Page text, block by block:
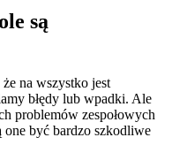
są
że na wszystko jest
błędy lub wpadki. Ale
problemów zespołowych
one być bardzo szkodliwe